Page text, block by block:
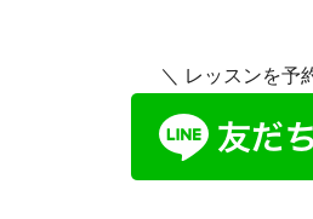
＼ レッスンを予